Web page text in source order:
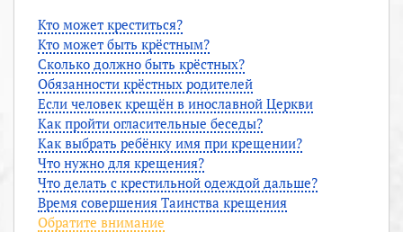
Кто может креститься?
Кто может быть крёстным?
Сколько должно быть крёстных?
Обязанности крёстных родителей
Если человек крещён в инославной Церкви
Как пройти огласительные беседы?
Как выбрать ребёнку имя при крещении?
Что нужно для крещения?
Что делать с крестильной одеждой дальше?
Время совершения Таинства крещения
Обратите внимание